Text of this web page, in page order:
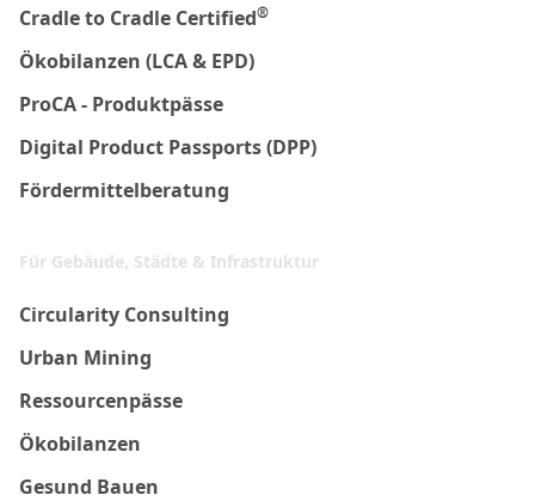
Cradle to Cradle Certified®
Ökobilanzen (LCA & EPD)
ProCA - Produktpässe
Digital Product Passports (DPP)
Fördermittelberatung
Für Gebäude, Städte & Infrastruktur
Circularity Consulting
Urban Mining
Ressourcenpässe
Ökobilanzen
Gesund Bauen